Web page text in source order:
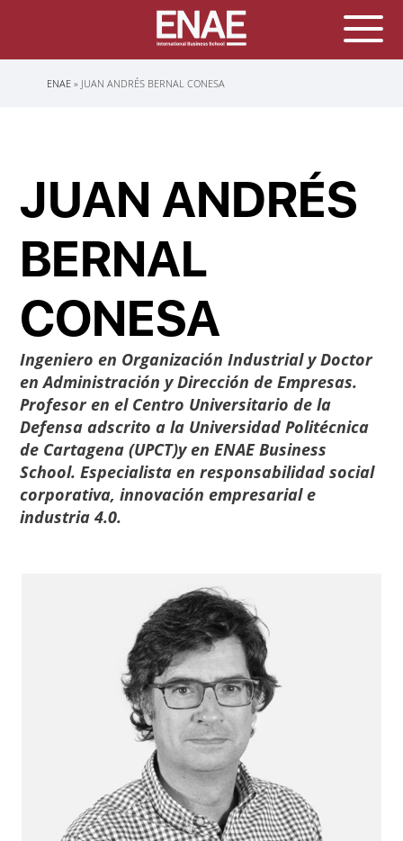
Sobrescribir
ENAE JUAN ANDRÉS BERNAL CONESA
JUAN ANDRÉS
BERNAL
CONESA
Ingeniero en Organización Industrial y Doctor
en Administración y Dirección de Empresas.
Profesor en el Centro Universitario de la
Defensa adscrito a la Universidad Politécnica
de Cartagena (UPCT)y en ENAE Business
School. Especialista en responsabilidad social
corporativa, innovación empresarial e
industria 4.0.